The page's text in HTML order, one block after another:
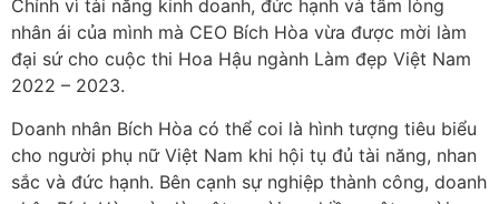
Chính vì tài năng kinh doanh, đức hạnh và tấm lòng
nhân ái của mình mà CEO Bích Hòa vừa được mời làm
đại sứ cho cuộc thi Hoa Hậu ngành Làm đẹp Việt Nam
2022 – 2023.
Doanh nhân Bích Hòa có thể coi là hình tượng tiêu biểu
cho người phụ nữ Việt Nam khi hội tụ đủ tài năng, nhan
sắc và đức hạnh. Bên cạnh sự nghiệp thành công, doanh